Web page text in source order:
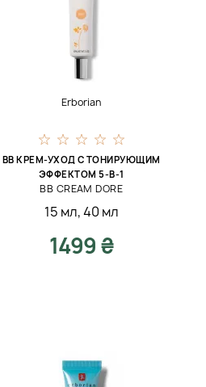
Erborian
BB КРЕМ-УХОД С ТОНИРУЮЩИМ
ЭФФЕКТОМ 5-В-1
BB CREAM DORE
15 мл,40 мл
1499 ₴